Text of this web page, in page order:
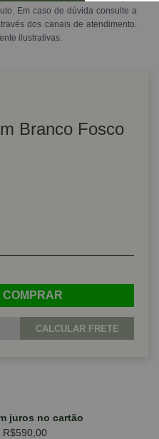
Em caso de dúvida consulte a
dos canais de atendimento.
ilustrativas.
Branco Fosco
COMPRAR
CALCULAR FRETE
juros no cartão
R$590,00